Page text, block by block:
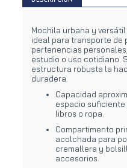
Mochila urbana y
ideal para transporte de
pertenencias
estudio o uso cotidiano.
estructura robusta la
duradera.
Capacidad
espacio suficiente
libros o ropa.
Compartimento
acolchada para
cremallera y
accesorios.